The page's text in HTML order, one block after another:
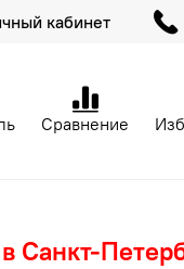
кабинет
Сравнение
Санкт-